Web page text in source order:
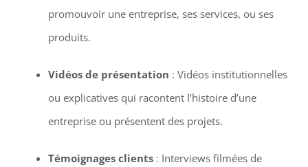
promouvoir une entreprise, ses services, ou ses
produits.
Vidéos de présentation : Vidéos institutionnelles
ou explicatives qui racontent l’histoire d’une
entreprise ou présentent des projets.
Témoignages clients: Interviews filmées de